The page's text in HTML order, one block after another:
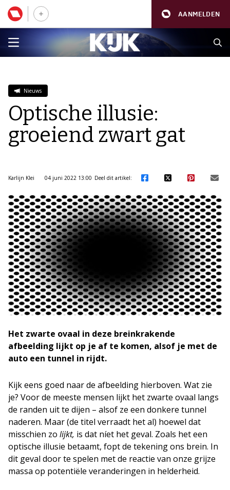
AANMELDEN
Nieuws
Optische illusie:
groeiend zwart gat
Karlijn Klei 04 juni 2022 13:00 Deel dit artikel:
Het zwarte ovaal in deze breinkrakende
afbeelding lijkt op je af te komen, alsof je met de
auto een tunnel in rijdt.
Kijk eens goed naar de afbeelding hierboven. Wat zie
je? Voor de meeste mensen lijkt het zwarte ovaal langs
de randen uit te dijen – alsof ze een donkere tunnel
naderen. Maar (de titel verraadt het al) hoewel dat
misschien zo lijkt, is dat níet het geval. Zoals het een
optische illusie betaamt, fopt de tekening ons brein. In
dit geval door te spelen met de reactie van onze grijze
massa op potentiële veranderingen in helderheid.